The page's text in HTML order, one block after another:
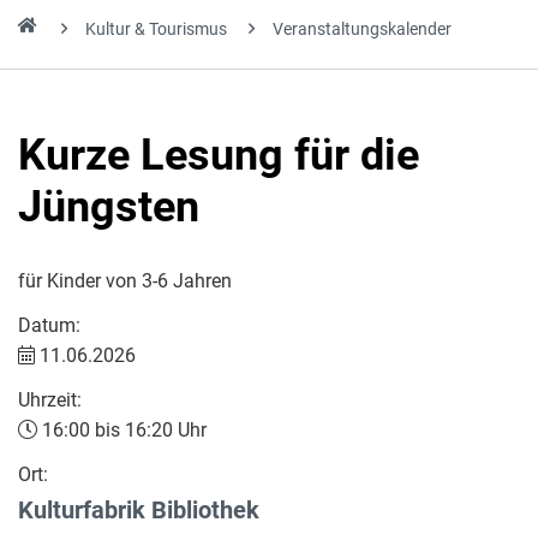
Kultur & Tourismus Veranstaltungskalender
Kurze Lesung für die
Jüngsten
für Kinder von 3-6 Jahren
Datum:
11.06.2026
Uhrzeit:
16:00 bis 16:20 Uhr
Ort:
Kulturfabrik Bibliothek